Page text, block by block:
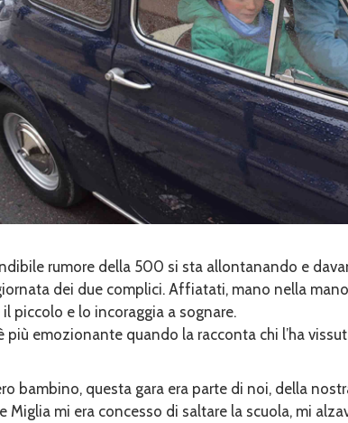
rumore della 500 si sta allontanando e
dei due complici. Affiatati, mano nella
piccolo e lo incoraggia a sognare.
più emozionante quando la racconta chi l’ha
bambino, questa gara era parte di noi, della
Miglia mi era concesso di saltare la scuola, mi